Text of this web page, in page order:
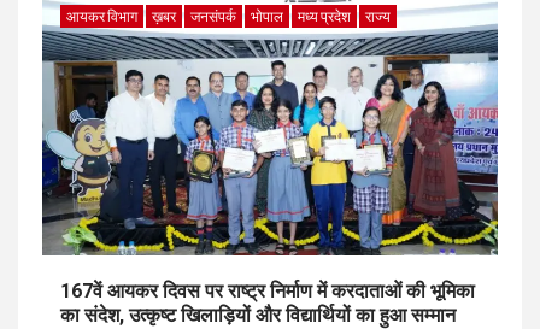
आयकर विभाग ख़बर जनसंपर्क भोपाल मध्य प्रदेश राज्य
167वें आयकर दिवस पर राष्ट्र निर्माण में करदाताओं की भूमिका
का संदेश, उत्कृष्ट खिलाड़ियों और विद्यार्थियों का हुआ सम्मान